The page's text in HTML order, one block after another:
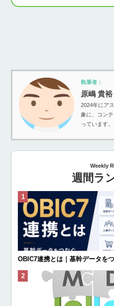
執筆者：
原嶋 貴裕
2024年にア
象に、コン
っています。
Weekly
週間ラ
OBIC7連携とは｜基幹データを